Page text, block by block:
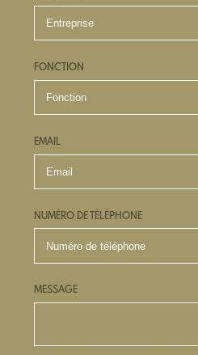
FONCTION
EMAIL
NUMÉRO DE TÉLÉPHONE
MESSAGE